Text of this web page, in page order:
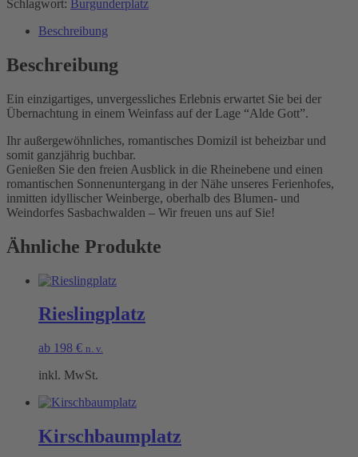
Schlagwort: Burgunderplatz
Beschreibung
Beschreibung
Ein einzigartiges, unvergessliches Erlebnis erwartet Sie bei der
Übernachtung in einem Weinfass auf der Lage “Alde Gott”.
Ihr außergewöhnliches, romantisches Domizil ist beheizbar und
somit ganzjährig buchbar.
Genießen Sie den freien Ausblick in die Rheinebene und einen
romantischen Sonnenuntergang in der Nähe unseres Ferienhofes,
inmitten idyllischer Weinberge, oberhalb des Blumen- und
Weindorfes Sasbachwalden – Wir freuen uns auf Sie!
Ähnliche Produkte
Rieslingplatz
ab 198 € n. v.
inkl. MwSt.
Kirschbaumplatz